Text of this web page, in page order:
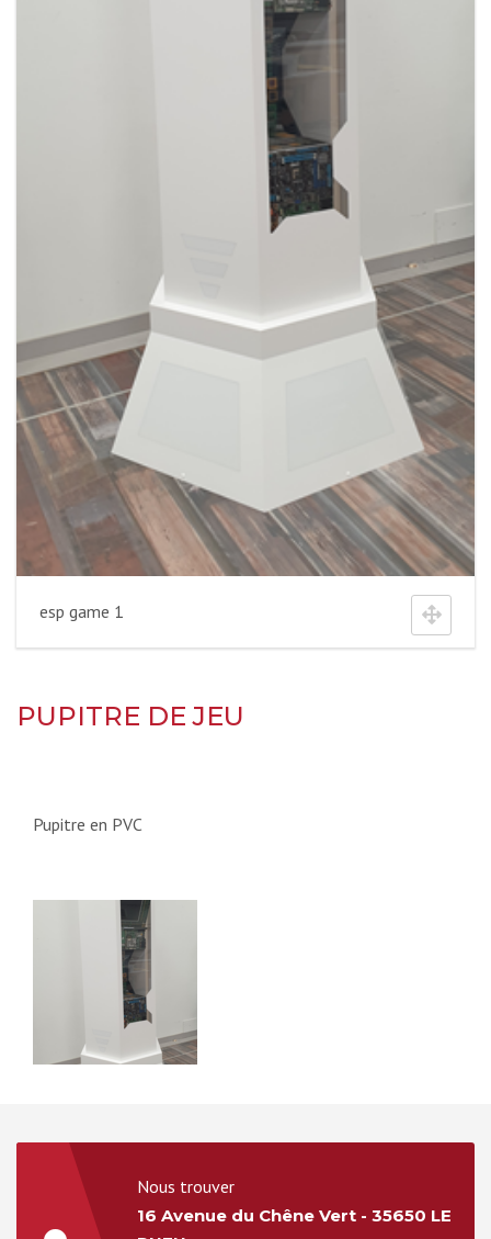
esp game 1
PUPITRE DE JEU
Pupitre en PVC
Nous trouver
16 Avenue du Chêne Vert - 35650 LE